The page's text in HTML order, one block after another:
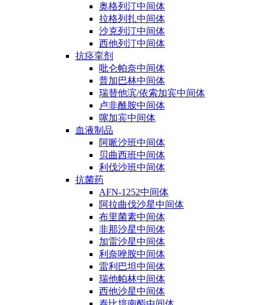
奥格列汀中间体
拉格列扎中间体
沙克列汀中间体
西他列汀中间体
抗痉挛剂
吡仑帕奈中间体
普加巴林中间体
瑞替他滨/依索加宾中间体
卢非酰胺中间体
噻加宾中间体
血液制品
阿哌沙班中间体
贝曲西班中间体
利伐沙班中间体
抗菌药
AFN-1252中间体
阿拉曲伐沙星中间体
布里菌素中间体
非那沙星中间体
加雷沙星中间体
利奈唑胺中间体
雷利巴坦中间体
瑞他帕林中间体
西他沙星中间体